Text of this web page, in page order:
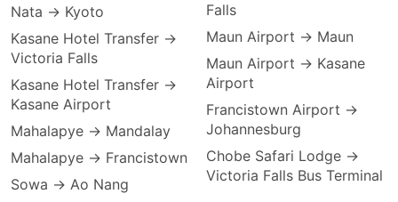
Nata → Kyoto
Kasane Hotel Transfer →
Victoria Falls
Kasane Hotel Transfer →
Kasane Airport
Mahalapye → Mandalay
Mahalapye → Francistown
Sowa → Ao Nang
Falls
Maun Airport → Maun
Maun Airport → Kasane
Airport
Francistown Airport →
Johannesburg
Chobe Safari Lodge →
Victoria Falls Bus Terminal